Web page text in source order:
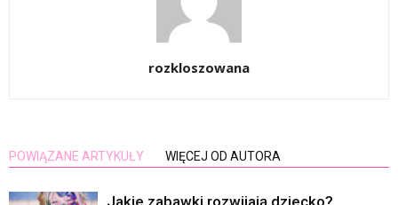
rozkloszowana
POWIĄZANE ARTYKUŁY WIĘCEJ OD AUTORA
Jakie zabawki rozwijają dziecko?